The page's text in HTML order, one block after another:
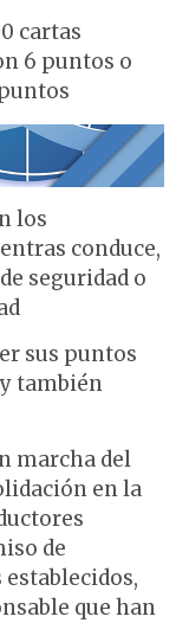
cartas
6 puntos o
los
conduce,
seguridad o
sus puntos
también
marcha del
en la
de
que han